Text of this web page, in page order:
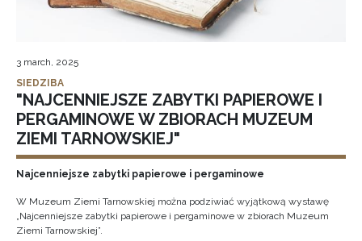
3 march, 2025
SIEDZIBA
"NAJCENNIEJSZE ZABYTKI PAPIEROWE I
PERGAMINOWE W ZBIORACH MUZEUM
ZIEMI TARNOWSKIEJ"
Najcenniejsze zabytki papierowe i pergaminowe
W Muzeum Ziemi Tarnowskiej można podziwiać wyjątkową wystawę
„Najcenniejsze zabytki papierowe i pergaminowe w zbiorach Muzeum
Ziemi Tarnowskiej”.